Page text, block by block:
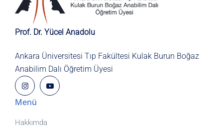
Prof. Dr. Yücel Anadolu
Ankara Üniversitesi Tıp Fakültesi Kulak Burun Boğaz
Anabilim Dalı Öğretim Üyesi
Menü
Hakkımda